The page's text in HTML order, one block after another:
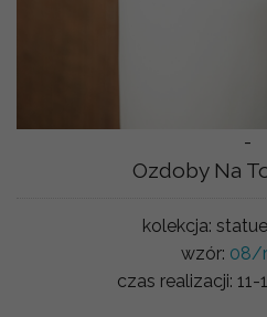
-
Ozdoby Na
kolekcja:
wzór: 08/
czas realizacji: 11-